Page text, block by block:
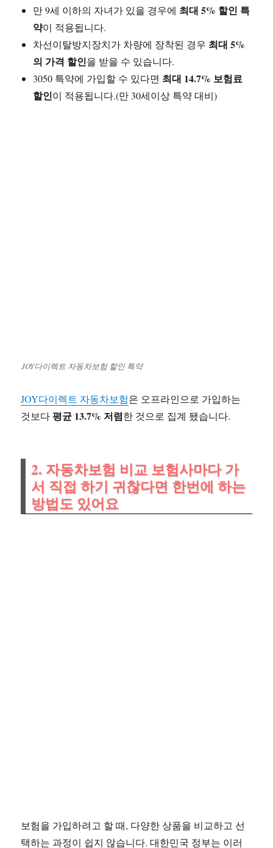
만 9세 이하의 자녀가 있을 경우에 최대 5% 할인 특
약이 적용됩니다.
차선이탈방지장치가 차량에 장착된 경우 최대 5%
의 가격 할인을 받을 수 있습니다.
3050 특약에 가입할 수 있다면 최대 14.7% 보험료
할인이 적용됩니다.(만 30세이상 특약 대비)
JOY다이렉트 자동차보험 할인 특약
JOY다이렉트 자동차보험은 오프라인으로 가입하는
것보다평균 13.7% 저렴한 것으로 집계 됐습니다.
2. 자동차보험 비교 보험사마다 가
서 직접 하기 귀찮다면 한번에 하는
방법도 있어요
보험을 가입하려고 할 때, 다양한 상품을 비교하고 선
택하는 과정이 쉽지 않습니다. 대한민국 정부는 이러